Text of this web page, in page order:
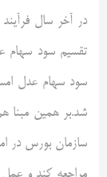
در آخر سال
سود سهام عدل
شد.بر همین مبنا